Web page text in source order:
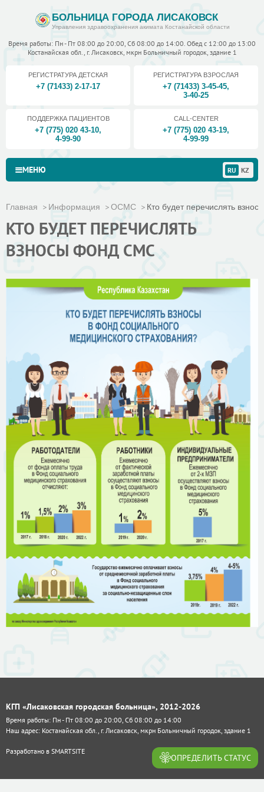
БОЛЬНИЦА ГОРОДА ЛИСАКОВСК
Управления здравоохранения акимата Костанайской области
Время работы: Пн - Пт 08:00 до 20:00, Сб 08:00 до 14:00. Обед с 12:00 до 13:00
Костанайская обл., г. Лисаковск, мкрн Больничный городок, здание 1
РЕГИСТРАТУРА ДЕТСКАЯ
+7 (71433) 2-17-17
РЕГИСТРАТУРА ВЗРОСЛАЯ
+7 (71433) 3-45-45,
3-40-25
ПОДДЕРЖКА ПАЦИЕНТОВ
+7 (775) 020 43-10,
4-99-90
CALL-CENTER
+7 (775) 020 43-19,
4-99-99
МЕНЮ RU KZ
Главная Информация ОСМС Кто будет перечислять
КТО БУДЕТ ПЕРЕЧИСЛЯТЬ
ВЗНОСЫ ФОНД СМС
КГП «Лисаковская городская больница», 2012-2026
Время работы: Пн - Пт 08:00 до 20:00, Сб 08:00 до 14:00
Наш адрес: Костанайская обл., г. Лисаковск, мкрн Больничный городок, здание 1
Разработано в SMARTSITE
ОПРЕДЕЛИТЬ СТАТУС